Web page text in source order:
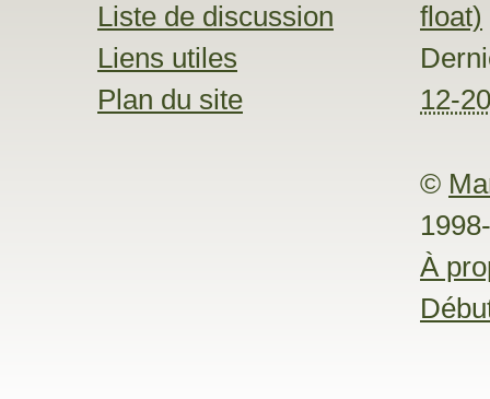
Liste de discussion
Liens utiles
Plan du site
float)
12-
©
À